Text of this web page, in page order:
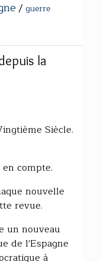
/ guerre
la
Siècle.
compte.
nouvelle
revue.
un nouveau
de l'Espagne
à